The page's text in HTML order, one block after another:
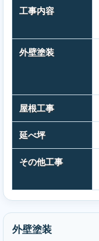
工事内容
外壁塗装
屋根工事
延べ坪
その他工事
外壁塗装